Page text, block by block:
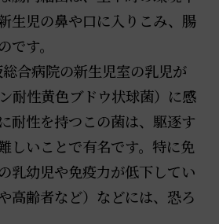
生児の鼻や口に入りこみ、腸
です。
合病院の新生児室の乳児が
耐性黄色ブドウ状球菌）に感
耐性を持つこの菌は、駆逐す
しいことで有名です。特に免
乳幼児や免疫力が低下してい
高齢者など）などには、恐ろ